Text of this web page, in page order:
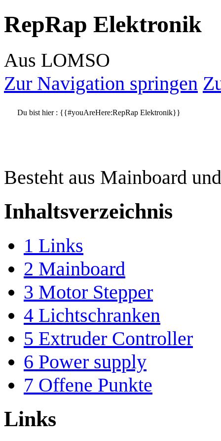
RepRap Elektronik
Aus LOMSO
Zur Navigation springen
Du bist hier : {{#youAreHere:RepRap Elektronik}}
Besteht aus Mainboard
Inhaltsverzeichnis
1 Links
2 Mainboard
3 Motor Stepper
4 Lichtschranken
5 Extruder Controller
6 Power supply
7 Offene Punkte
Links